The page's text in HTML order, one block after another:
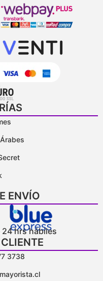
ENVÍO
hrs hábiles
3738